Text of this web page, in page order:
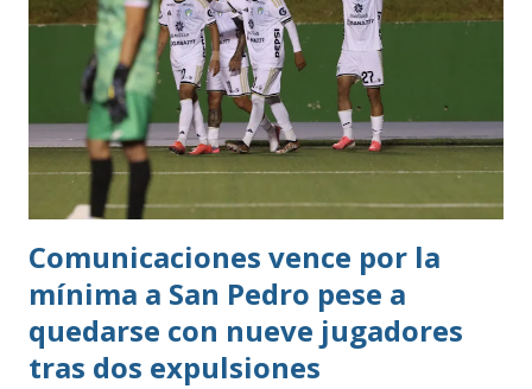
Comunicaciones vence por la
mínima a San Pedro pese a
quedarse con nueve jugadores
tras dos expulsiones